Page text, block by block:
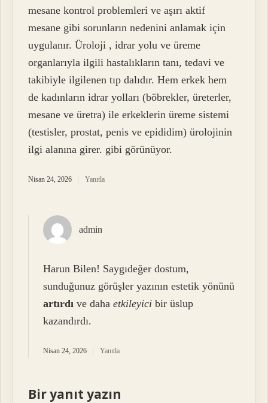
mesane kontrol problemleri ve aşırı aktif
mesane gibi sorunların nedenini anlamak için
uygulanır. Üroloji , idrar yolu ve üreme
organlarıyla ilgili hastalıkların tanı, tedavi ve
takibiyle ilgilenen tıp dalıdır. Hem erkek hem
de kadınların idrar yolları (böbrekler, üreterler,
mesane ve üretra) ile erkeklerin üreme sistemi
(testisler, prostat, penis ve epididim) ürolojinin
ilgi alanına girer. gibi görünüyor.
Nisan 24, 2026 Yanıtla
admin
Harun Bilen! Saygıdeğer dostum,
sunduğunuz görüşler yazının estetik yönünü
artırdı ve dahaetkileyici bir üslup
kazandırdı.
Nisan 24, 2026 Yanıtla
Bir yanıt yazın